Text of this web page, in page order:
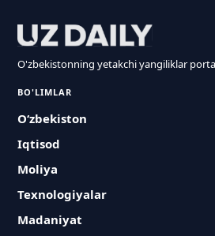
O'zbekistonning yetakchi yangiliklar
BO'LIMLAR
O‘zbekiston
Iqtisod
Moliya
Texnologiyalar
Madaniyat